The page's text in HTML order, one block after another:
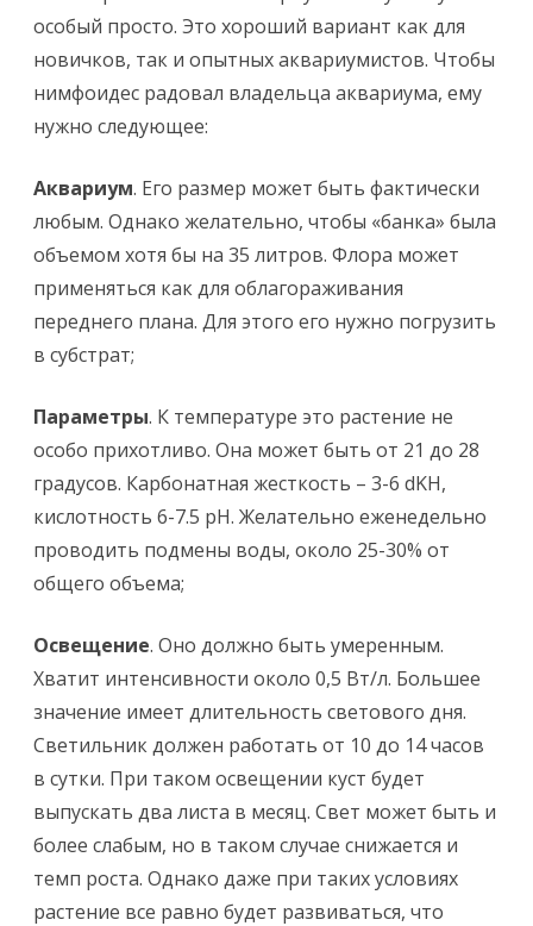
особый просто. Это хороший вариант как для
новичков, так и опытных аквариумистов. Чтобы
нимфоидес радовал владельца аквариума, ему
нужно следующее:
Аквариум. Его размер может быть фактически
любым. Однако желательно, чтобы «банка» была
объемом хотя бы на 35 литров. Флора может
применяться как для облагораживания
переднего плана. Для этого его нужно погрузить
в субстрат;
Параметры. К температуре это растение не
особо прихотливо. Она может быть от 21 до 28
градусов. Карбонатная жесткость – 3-6 dKH,
кислотность 6-7.5 pH. Желательно еженедельно
проводить подмены воды, около 25-30% от
общего объема;
Освещение. Оно должно быть умеренным.
Хватит интенсивности около 0,5 Вт/л. Большее
значение имеет длительность светового дня.
Светильник должен работать от 10 до 14 часов
в сутки. При таком освещении куст будет
выпускать два листа в месяц. Свет может быть и
более слабым, но в таком случае снижается и
темп роста. Однако даже при таких условиях
растение все равно будет развиваться, что